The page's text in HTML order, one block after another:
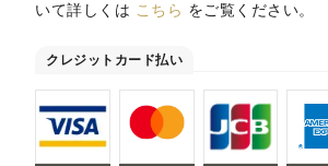
いて詳しくは こちら をご覧ください。
クレジットカード払い